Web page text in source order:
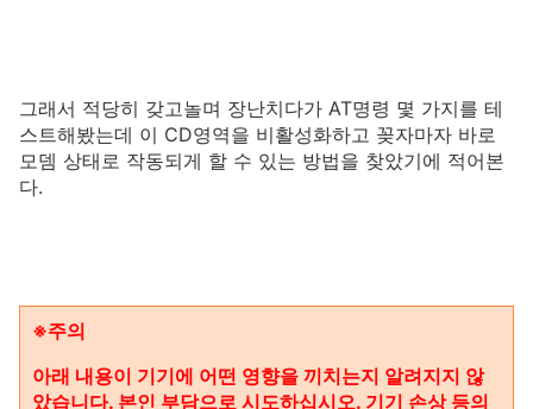
그래서 적당히 갖고놀며 장난치다가 AT명령 몇 가지를 테
스트해봤는데 이 CD영역을 비활성화하고 꽂자마자 바로
모뎀 상태로 작동되게 할 수 있는 방법을 찾았기에 적어본
다.
※주의
아래 내용이 기기에 어떤 영향을 끼치는지 알려지지 않
았습니다. 본인 부담으로 시도하십시오. 기기 손상 등의